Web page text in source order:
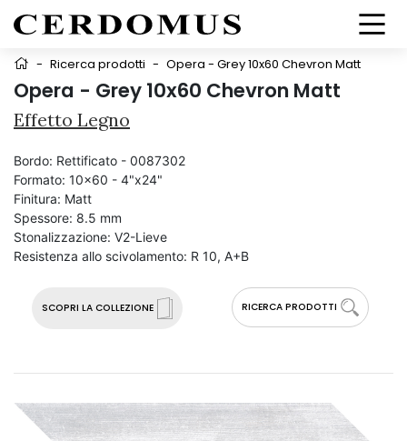
- Ricerca prodotti - Opera - Grey 10x60 Chevron Matt
Opera - Grey 10x60 Chevron Matt
Effetto Legno
SCOPRI LA COLLEZIONE RICERCA PRODOTTI
Bordo: Rettificato - 0087302
Formato: 10x60 - 4"x24"
Finitura: Matt
Spessore: 8.5 mm
Stonalizzazione: V2-Lieve
Resistenza allo scivolamento: R 10, A+B